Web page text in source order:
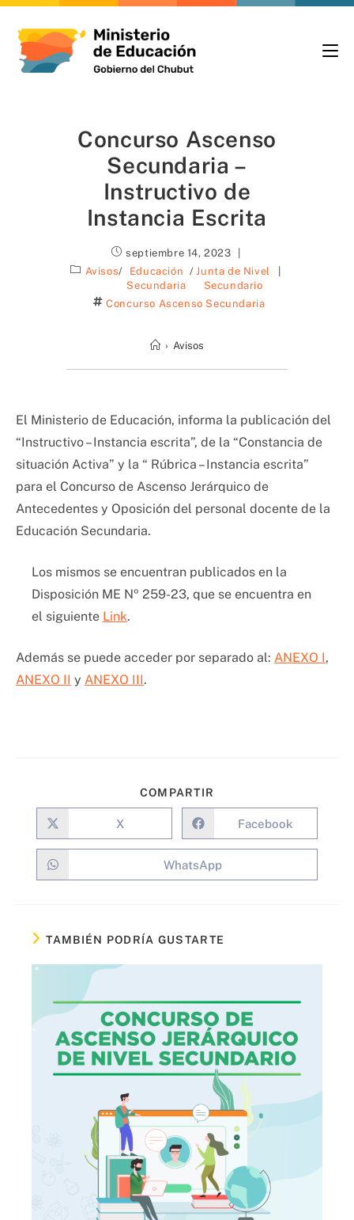
Concurso Ascenso
Secundaria –
Instructivo de
Instancia Escrita
septiembre 14, 2023
Avisos/
Educación
Secundaria
/ Junta de Nivel
Secundario
Concurso Ascenso Secundaria
› Avisos
El Ministerio de Educación, informa la publicación del
“Instructivo – Instancia escrita”, de la “Constancia de
situación Activa” y la “ Rúbrica – Instancia escrita”
para el Concurso de Ascenso Jerárquico de
Antecedentes y Oposición del personal docente de la
Educación Secundaria.
Los mismos se encuentran publicados en la
Disposición ME Nº 259-23, que se encuentra en
el siguiente Link.
Además se puede acceder por separado al: ANEXO I,
ANEXO II y ANEXO III.
COMPARTIR
X Facebook
WhatsApp
TAMBIÉN PODRÍA GUSTARTE